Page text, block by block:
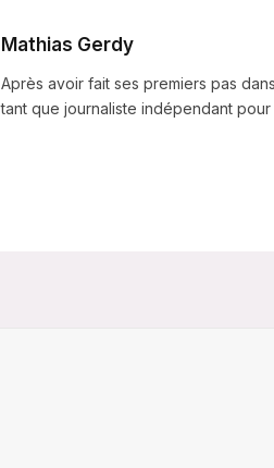
Mathias Gerdy
Après avoir fait ses premiers pas
tant que journaliste indépendant